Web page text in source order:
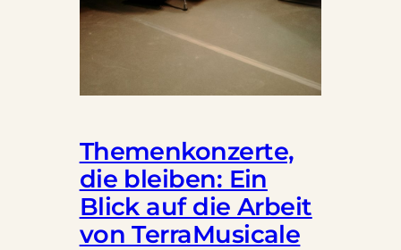
Themenkonzerte,
die bleiben: Ein
Blick auf die Arbeit
von TerraMusicale